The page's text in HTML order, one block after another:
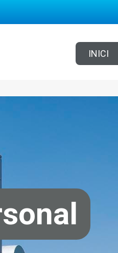
INICI